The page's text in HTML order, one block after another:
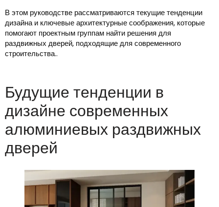
В этом руководстве рассматриваются текущие тенденции
дизайна и ключевые архитектурные соображения, которые
помогают проектным группам найти решения для
раздвижных дверей, подходящие для современного
строительства..
Будущие тенденции в
дизайне современных
алюминиевых раздвижных
дверей